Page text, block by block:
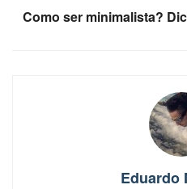
Como ser minimalista?
Eduardo